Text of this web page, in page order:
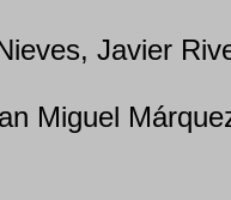
Javier
Miguel